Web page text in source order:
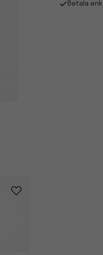
Betala